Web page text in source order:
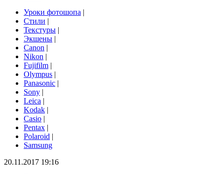
Уроки фотошопа |
Стили |
Текстуры |
Экшены |
Canon |
Nikon |
Fujifilm |
Olympus |
Panasonic |
Sony |
Leica |
Kodak |
Casio |
Pentax |
Polaroid |
Samsung
20.11.2017 19:16